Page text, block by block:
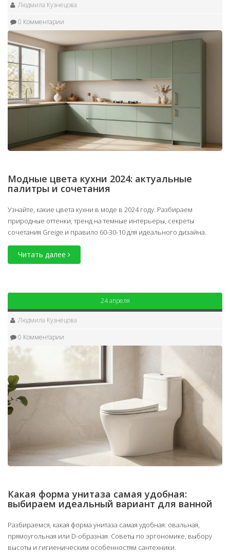
Людмила Кузнецова
0 Комментарии
Модные цвета кухни 2024: актуальные
палитры и сочетания
Узнайте, какие цвета кухни в моде в 2024 году. Разбираем
природные оттенки, тренд на темные интерьеры, секреты
сочетания Greige и правило 60-30-10 для идеального дизайна.
Читать далее
24 апреля
Людмила Кузнецова
0 Комментарии
Какая форма унитаза самая удобная:
выбираем идеальный вариант для ванной
Разбираемся, какая форма унитаза самая удобная: овальная,
прямоугольная или D-образная. Советы по эргономике, выбору
высоты и гигиеническим особенностям сантехники.